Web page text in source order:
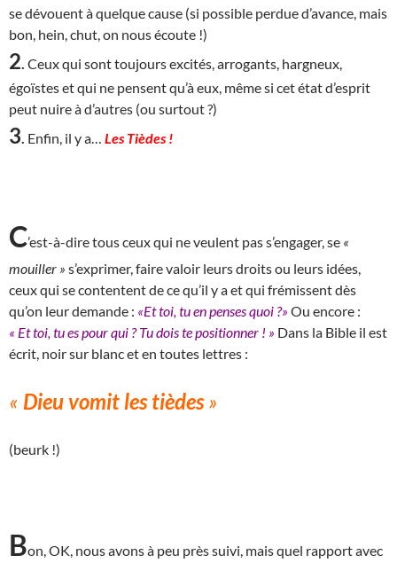
se dévouent à quelque cause (si possible perdue d’avance, mais
bon, hein, chut, on nous écoute !)
2 Ceux qui sont toujours excités, arrogants, hargneux,
égoïstes et qui ne pensent qu’à eux, même si cet état d’esprit
peut nuire à d’autres (ou surtout ?)
3 Enfin, il y a… Les Tièdes !
C’est-à-dire tous ceux qui ne veulent pas s’engager, se «
mouiller » s’exprimer, faire valoir leurs droits ou leurs idées,
ceux qui se contentent de ce qu’il y a et qui frémissent dès
qu’on leur demande : «Et toi, tu en penses quoi ?» Ou encore :
« Et toi, tu es pour qui ? Tu dois te positionner ! » Dans la Bible il est
écrit, noir sur blanc et en toutes lettres :
« Dieu vomit les tièdes»
(beurk !)
Bon, OK, nous avons à peu près suivi, mais quel rapport avec